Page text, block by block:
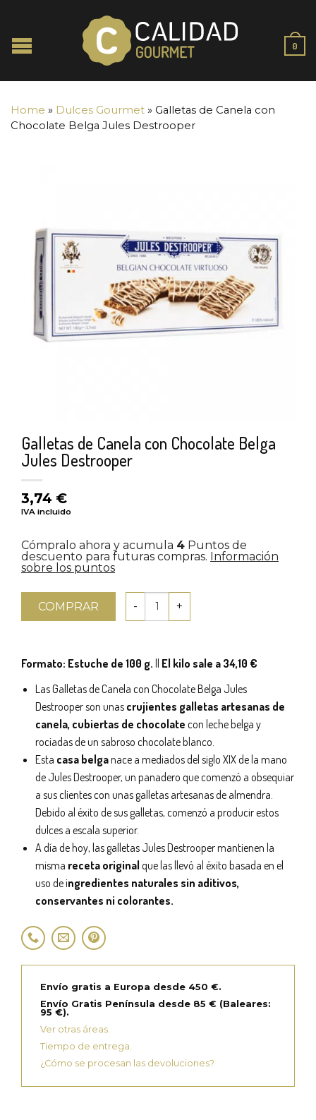
0
Home » Dulces Gourmet » Galletas de Canela con
Chocolate Belga Jules Destrooper
Galletas de Canela con Chocolate Belga
Jules Destrooper
3,74 €
IVA incluido
Cómpralo ahora y acumula 4 Puntos de
descuento para futuras compras. Información
sobre los puntos
COMPRAR
Formato: Estuche de 100 g. || El kilo sale a 34,10 €
Las Galletas de Canela con Chocolate Belga Jules
Destrooper son unas crujientes galletas artesanas de
canela, cubiertas de chocolate con leche belga y
rociadas de un sabroso chocolate blanco.
Esta casa belganace a mediados del siglo XIX de la mano
de Jules Destrooper, un panadero que comenzó a obsequiar
a sus clientes con unas galletas artesanas de almendra.
Debido al éxito de sus galletas, comenzó a producir estos
dulces a escala superior.
A día de hoy, las galletas Jules Destrooper mantienen la
misma receta original que las llevó al éxito basada en el
uso de ingredientes naturales sin aditivos,
conservantes ni colorantes.
Envío gratis a Europa desde 450 €.
Envío Gratis Península desde 85 € (Baleares:
95 €).
Ver otras áreas.
Tiempo de entrega.
¿Cómo se procesan las devoluciones?